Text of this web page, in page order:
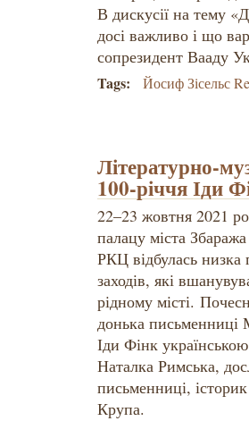
В дискусії на тему
досі важливо і що
сопрезидент Вааду
Tags: Йосиф Зісельс
Літературно-
100-річчя Іди
22–23 жовтня 2021
палацу міста
РКЦ відбулась низка
заходів, які
рідному місті.
донька письменниці
Іди Фінк
Наталка Римська,
письменниці,
Крупа.